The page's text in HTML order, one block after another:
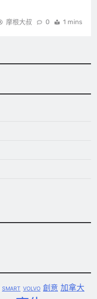
摩根大叔 0 1 mins
SMART VOLVO 創意 加拿大